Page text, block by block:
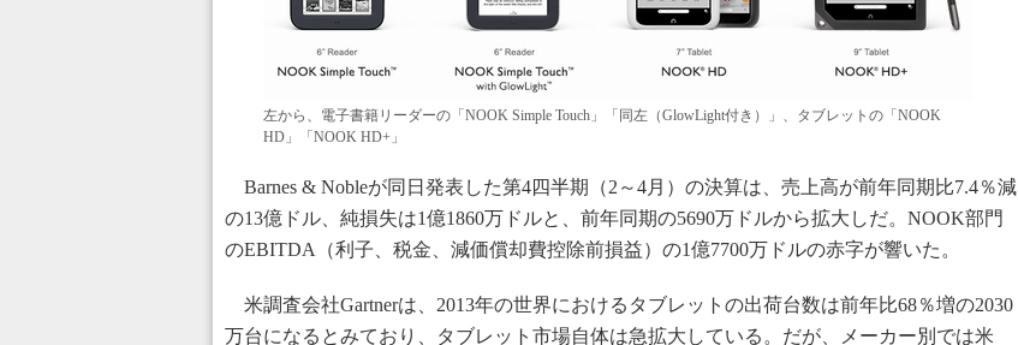
左から、電子書籍リーダーの「NOOK Simple Touch」「同左（GlowLight付き）」、タブレットの「NOOK
HD」「NOOK HD+」
Barnes & Nobleが同日発表した第4四半期（2～4月）の決算は、売上高が前年同期比7.4％減
の13億ドル、純損失は1億1860万ドルと、前年同期の5690万ドルから拡大しだ。NOOK部門
のEBITDA（利子、税金、減価償却費控除前損益）の1億7700万ドルの赤字が響いた。
米調査会社Gartnerは、2013年の世界におけるタブレットの出荷台数は前年比68％増の2030
万台になるとみており、タブレット市場自体は急拡大している。だが、メーカー別では米